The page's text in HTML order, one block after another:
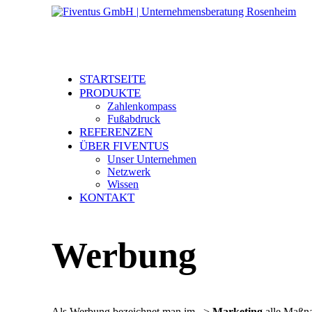
STARTSEITE
PRODUKTE
Zahlenkompass
Fußabdruck
REFERENZEN
ÜBER FIVENTUS
Unser Unternehmen
Netzwerk
Wissen
KONTAKT
Werbung